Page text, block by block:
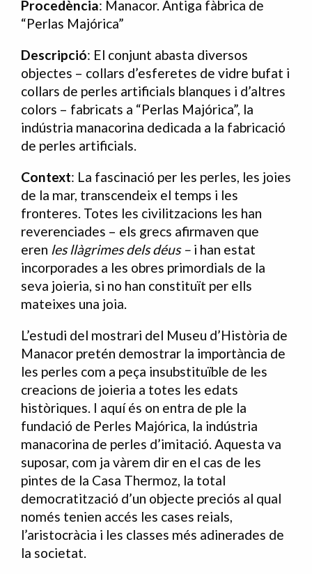
Procedència: Manacor. Antiga fàbrica de
“Perlas Majórica”
Descripció: El conjunt abasta diversos
objectes – collars d’esferetes de vidre bufat i
collars de perles artificials blanques i d’altres
colors – fabricats a “Perlas Majórica”, la
indústria manacorina dedicada a la fabricació
de perles artificials.
Context: La fascinació per les perles, les joies
de la mar, transcendeix el temps i les
fronteres. Totes les civilitzacions les han
reverenciades – els grecs afirmaven que
eren les llàgrimes dels déus – i han estat
incorporades a les obres primordials de la
seva joieria, si no han constituït per ells
mateixes una joia.
L’estudi del mostrari del Museu d’Història de
Manacor pretén demostrar la importància de
les perles com a peça insubstituïble de les
creacions de joieria a totes les edats
històriques. I aquí és on entra de ple la
fundació de Perles Majórica, la indústria
manacorina de perles d’imitació. Aquesta va
suposar, com ja vàrem dir en el cas de les
pintes de la Casa Thermoz, la total
democratització d’un objecte preciós al qual
només tenien accés les cases reials,
l’aristocràcia i les classes més adinerades de
la societat.